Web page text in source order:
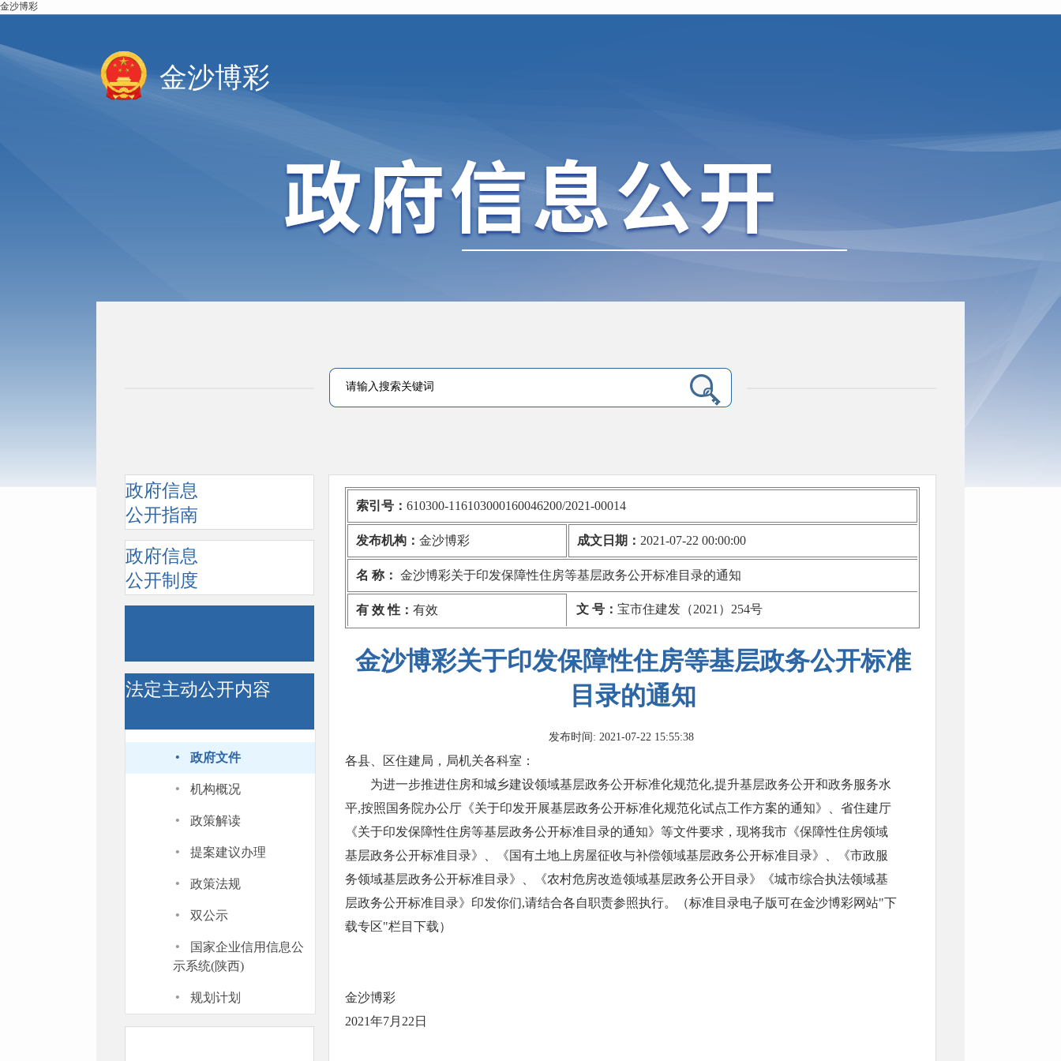
金沙博彩
金沙博彩
政府信息
公开指南
政府信息
公开制度
法定主动公开内容
· 政府文件
· 机构概况
· 政策解读
· 提案建议办理
· 政策法规
· 双公示
·
国家企业信用信息公
示系统(陕西)
· 规划计划
索引号： 610300-116103000160046200/2021-00014
发布机构： 金沙博彩 成文日期： 2021-07-22 00:00:00
名 称： 金沙博彩关于印发保障性住房等基层政务公开标准目录的通知
有 效 性： 有效 文 号： 宝市住建发（2021）254号
金沙博彩关于印发保障性住房等基层政务公开标准
目录的通知
发布时间: 2021-07-22 15:55:38
各县、区住建局，局机关各科室：
为进一步推进住房和城乡建设领域基层政务公开标准化规范化,提升基层政务公开和政务服务水
平,按照国务院办公厅《关于印发开展基层政务公开标准化规范化试点工作方案的通知》、省住建厅
《关于印发保障性住房等基层政务公开标准目录的通知》等文件要求，现将我市《保障性住房领域
基层政务公开标准目录》、《国有土地上房屋征收与补偿领域基层政务公开标准目录》、《市政服
务领域基层政务公开标准目录》、《农村危房改造领域基层政务公开目录》《城市综合执法领域基
层政务公开标准目录》印发你们,请结合各自职责参照执行。（标准目录电子版可在金沙博彩网站"下
载专区"栏目下载）
金沙博彩
2021年7月22日